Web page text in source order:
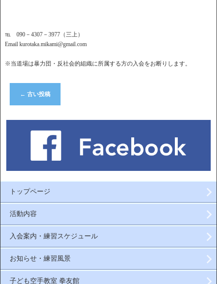
℡ 090－4307－3977（三上）
Email kurotaka.mikami@gmail.com
※当道場は暴力団・反社会的組織に所属する方の入会をお断りします。
← 古い投稿
トップページ
活動内容
入会案内・練習スケジュール
お知らせ・練習風景
子ども空手教室 拳友館